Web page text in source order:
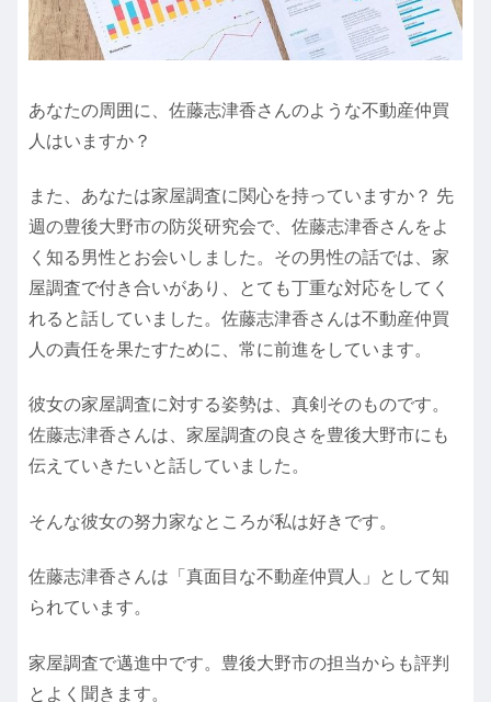
あなたの周囲に、佐藤志津香さんのような不動産仲買
人はいますか？
また、あなたは家屋調査に関心を持っていますか？ 先
週の豊後大野市の防災研究会で、佐藤志津香さんをよ
く知る男性とお会いしました。その男性の話では、家
屋調査で付き合いがあり、とても丁重な対応をしてく
れると話していました。佐藤志津香さんは不動産仲買
人の責任を果たすために、常に前進をしています。
彼女の家屋調査に対する姿勢は、真剣そのものです。
佐藤志津香さんは、家屋調査の良さを豊後大野市にも
伝えていきたいと話していました。
そんな彼女の努力家なところが私は好きです。
佐藤志津香さんは「真面目な不動産仲買人」として知
られています。
家屋調査で邁進中です。豊後大野市の担当からも評判
とよく聞きます。